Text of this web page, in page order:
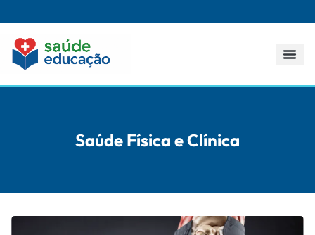
Saúde Física e Clínica